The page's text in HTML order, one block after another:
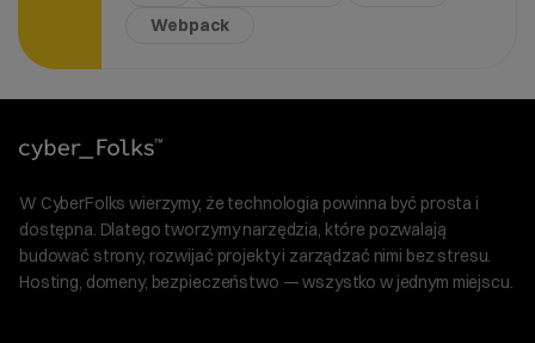
Webpack
W CyberFolks wierzymy, że technologia powinna być prosta i
dostępna. Dlatego tworzymy narzędzia, które pozwalają
budować strony, rozwijać projekty i zarządzać nimi bez stresu.
Hosting, domeny, bezpieczeństwo — wszystko w jednym miejscu.